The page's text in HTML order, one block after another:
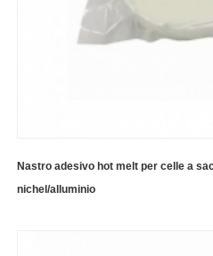
Nastro adesivo hot melt per celle a
nichel/alluminio